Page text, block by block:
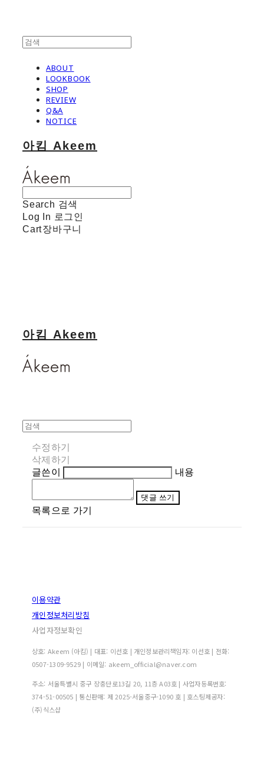
ABOUT
LOOKBOOK
SHOP
REVIEW
Q&A
NOTICE
아킴 Akeem
Search 검색
Log In 로그인
Cart장바구니
아킴 Akeem
수정하기
삭제하기
글쓴이
내용
댓글 쓰기
목록으로 가기
이용약관
개인정보처리방침
사업자정보확인
상호: Akeem (아킴) | 대표: 이선호 | 개인정보관리책임자: 이선호 | 전화:
0507-1309-9529 | 이메일: akeem_official@naver.com
주소: 서울특별시 중구 장충단로13길 20, 11층 A03호 | 사업자등록번호:
374-51-00505 | 통신판매: 제 2025-서울중구-1090 호 | 호스팅제공자:
(주)식스샵